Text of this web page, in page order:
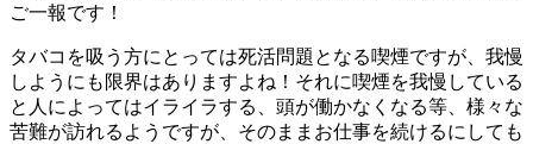
ご一報です！
タバコを吸う方にとっては死活問題となる喫煙ですが、我慢
しようにも限界はありますよね！それに喫煙を我慢している
と人によってはイライラする、頭が働かなくなる等、様々な
苦難が訪れるようですが、そのままお仕事を続けるにしても